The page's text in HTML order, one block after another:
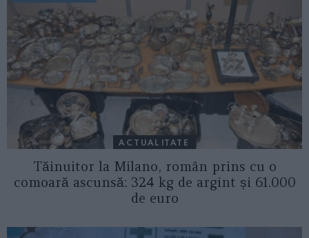
ACTUALITATE
Tăinuitor la Milano, român prins cu o
comoară ascunsă: 324 kg de argint și 61.000
de euro